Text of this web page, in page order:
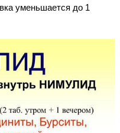
уменьшается до 1